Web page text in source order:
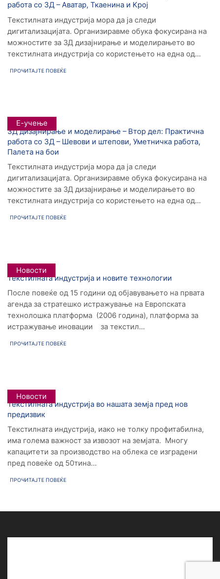
работа со 3Д – Аватар, Ткаенина и Kрој
Текстилната индустрија мора да ја следи
дигитализацијата. Организиравме обука фокусирана на
можностите за 3Д дизајнирање и моделирањето во
текстилната индустрија со користењето на една од...
ПРОЧИТАЈТЕ ПОВЕЌЕ
Е-учење
3Д дизајнирање и моделирање – Втор дел: Практична
работа со 3Д – Шевови и штепови, Уметничка работа,
Палета на бои
Текстилната индустрија мора да ја следи
дигитализацијата. Организиравме обука фокусирана на
можностите за 3Д дизајнирање и моделирањето во
текстилната индустрија со користењето на една од...
ПРОЧИТАЈТЕ ПОВЕЌЕ
Новости
Текстилната индустрија и новите технологии
После повеќе од 15 години од објавувањето на првата
агенда за стратешко истражување на Европската
технолошка платформа (2006 година), платформа за
истражување иновации за текстил...
ПРОЧИТАЈТЕ ПОВЕЌЕ
Новости
Текстилната индустрија во нашата земја пред нов
предизвик
Текстилната индустрија, иако не толку профитабилна,
има голема важност за извозот на земјата. Многу
капацитети за производство на облека се изградени
пред повеќе од 50тина...
ПРОЧИТАЈТЕ ПОВЕЌЕ